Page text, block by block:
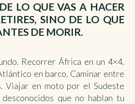
LO QUE VAS A HACER
SINO DE LO QUE
DE MORIR.
Recorrer África en un 4×4.
en barco. Caminar entre
Viajar en moto por el Sudeste
que no hablan tu